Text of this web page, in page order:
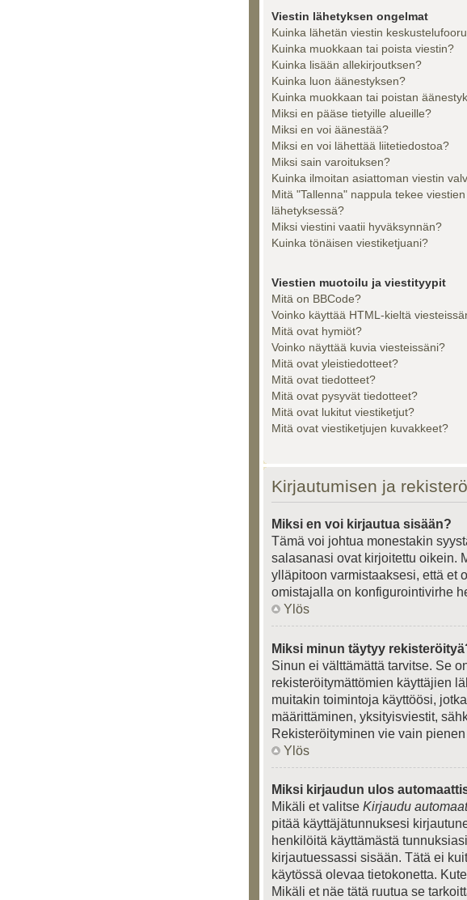
Viestin lähetyksen ongelmat
Kuinka lähetän viestin
Kuinka muokkaan tai poista viestin?
Kuinka lisään allekirjoutksen?
Kuinka luon äänestyksen?
Kuinka muokkaan tai poistan
Miksi en pääse tietyille alueille?
Miksi en voi äänestää?
Miksi en voi lähettää liitetiedostoa?
Miksi sain varoituksen?
Kuinka ilmoitan asiattoman viestin
Mitä "Tallenna" nappula tekee viestien
lähetyksessä?
Miksi viestini vaatii hyväksynnän?
Kuinka tönäisen viestiketjuani?
Viestien muotoilu ja viestityypit
Mitä on BBCode?
Voinko käyttää HTML-kieltä
Mitä ovat hymiöt?
Voinko näyttää kuvia viesteissäni?
Mitä ovat yleistiedotteet?
Mitä ovat tiedotteet?
Mitä ovat pysyvät tiedotteet?
Mitä ovat lukitut viestiketjut?
Mitä ovat viestiketjujen kuvakkeet?
Kirjautumisen ja
Miksi en voi kirjautua sisään?
Tämä voi johtua monestakin
salasanasi ovat kirjoitettu oikein.
ylläpitoon varmistaaksesi, että et
omistajalla on konfigurointivirhe
Ylös
Miksi minun täytyy
Sinun ei välttämättä tarvitse. Se
rekisteröitymättömien käyttäjien
muitakin toimintoja käyttöösi,
määrittäminen, yksityisviestit,
Rekisteröityminen vie vain
Ylös
Miksi kirjaudun ulos
Mikäli et valitse Kirjaudu
pitää käyttäjätunnuksesi
henkilöitä käyttämästä
kirjautuessassi sisään. Tätä ei
käytössä olevaa tietokonetta.
Mikäli et näe tätä ruutua se